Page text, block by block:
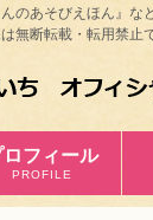
んのあそびえほん』
転載・転用禁止で
ロフィール
PROFILE